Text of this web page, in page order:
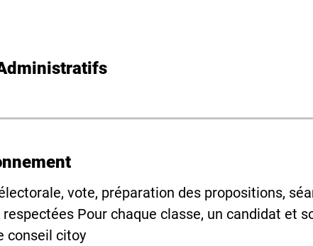
vote, préparation des propositions,
Pour chaque classe, un candidat et
conseil citoy